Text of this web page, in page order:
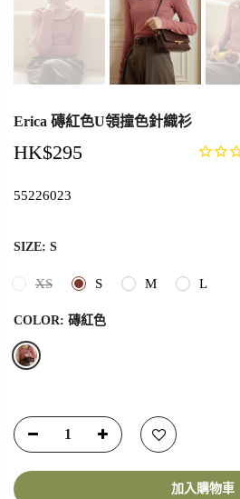
Erica 磚紅色U領撞色針織衫
HK$295
55226023
SIZE: S
XS S M L
COLOR: 磚紅色
加入購物車